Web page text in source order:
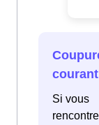
courant
Si vous